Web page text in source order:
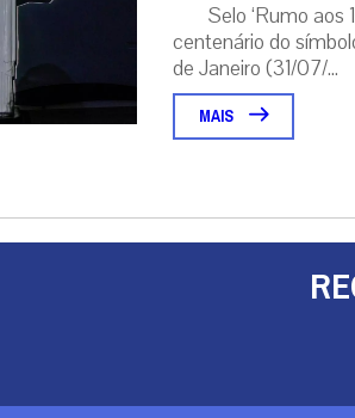
Selo ‘Rumo aos
centenário do
de Janeiro (31/07/...
MAIS